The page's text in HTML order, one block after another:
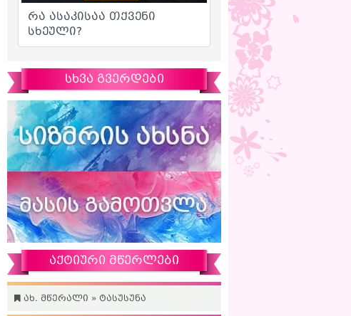
სხვა გვერდები
აქტიური მწერლები
ახ. მწერალი » ტასუსუნა